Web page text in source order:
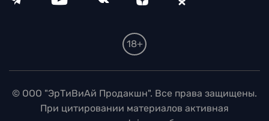
18+
© ООО "ЭрТиВиАй Продакшн". Все права защищены.
При цитировании материалов активная